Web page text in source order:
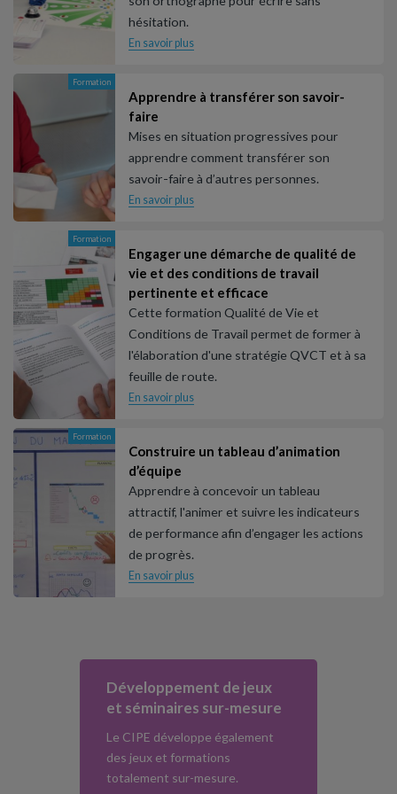
hésitation.
En savoir plus
Formation
Apprendre à transférer son savoir-
faire
Mises en situation progressives pour
apprendre comment transférer son
savoir-faire à d’autres personnes.
En savoir plus
Formation
Engager une démarche de qualité de
vie et des conditions de travail
pertinente et efficace
Cette formation Qualité de Vie et
Conditions de Travail permet de former à
l'élaboration d'une stratégie QVCT et à sa
feuille de route.
En savoir plus
Formation
Construire un tableau d’animation
d’équipe
Apprendre à concevoir un tableau
attractif, l'animer et suivre les indicateurs
de performance afin d’engager les actions
de progrès.
En savoir plus
Développement de jeux
et séminaires sur-mesure
Le CIPE développe également
des jeux et formations
totalement sur-mesure.